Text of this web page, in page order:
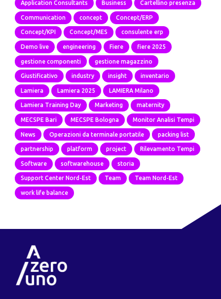
Application Consultants Business Cartellino presenza
Communication concept Concept/ERP
Concept/KPI Concept/MES consulente erp
Demo live engineering Fiere fiere 2025
gestione componenti gestione magazzino
Giustificativo industry insight inventario
Lamiera Lamiera 2025 LAMIERA Milano
Lamiera Training Day Marketing maternity
MECSPE Bari MECSPE Bologna Monitor Analisi Tempi
News Operazioni da terminale portatile packing list
partnership platform project Rilevamento Tempi
Software softwarehouse storia
Support Center Nord-Est Team Team Nord-Est
work life balance